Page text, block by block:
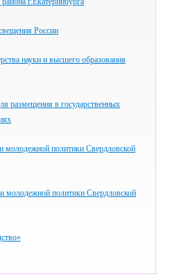
России
науки и высшего образования
в государственных
молодежной политики Свердловской
молодежной политики Свердловской